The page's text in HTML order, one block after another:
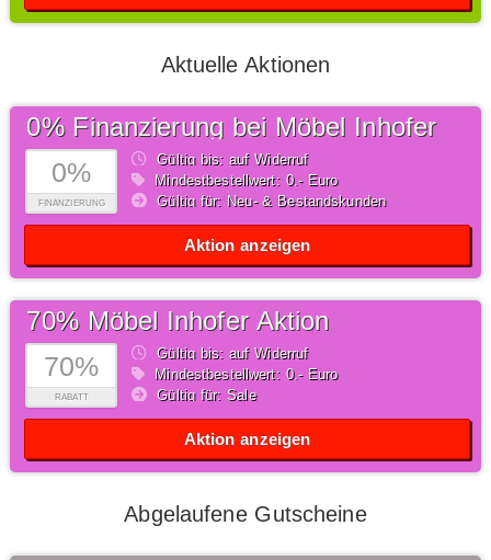
Aktuelle Aktionen
0%
FINANZIERUNG
0% Finanzierung bei Möbel Inhofer
Gültig bis: auf Widerruf
Mindestbestellwert: 0,- Euro
Gültig für: Neu- & Bestandskunden
Aktion anzeigen
70%
RABATT
70% Möbel Inhofer Aktion
Gültig bis: auf Widerruf
Mindestbestellwert: 0,- Euro
Gültig für: Sale
Aktion anzeigen
Abgelaufene Gutscheine